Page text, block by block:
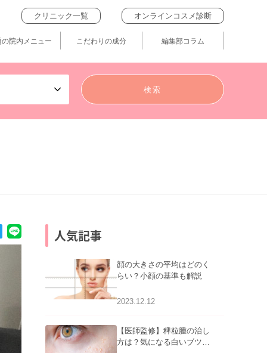
クリニック一覧 オンラインコスメ診断
院内メニュー こだわりの成分 編集部コラム
人気記事
顔の大きさの平均はどのく
らい？小顔の基準も解説
2023.12.12
【医師監修】稗粒腫の治し
方は？気になる白いブツブ